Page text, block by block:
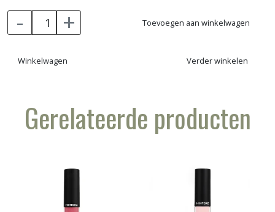
- + Toevoegen aan winkelwagen
Winkelwagen Verder winkelen
Gerelateerde producten